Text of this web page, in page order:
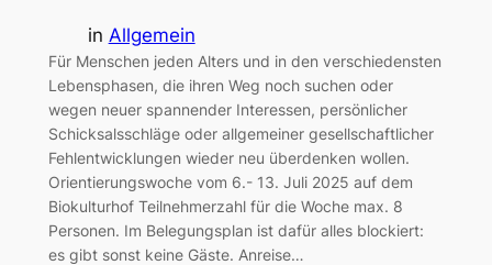
in Allgemein
Für Menschen jeden Alters und in den verschiedensten
Lebensphasen, die ihren Weg noch suchen oder
wegen neuer spannender Interessen, persönlicher
Schicksalsschläge oder allgemeiner gesellschaftlicher
Fehlentwicklungen wieder neu überdenken wollen.
Orientierungswoche vom 6.- 13. Juli 2025 auf dem
Biokulturhof Teilnehmerzahl für die Woche max. 8
Personen. Im Belegungsplan ist dafür alles blockiert:
es gibt sonst keine Gäste. Anreise…